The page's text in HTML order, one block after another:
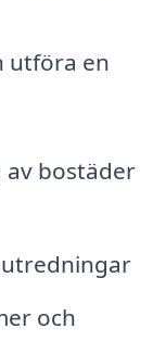
utföra en
bostäder
och